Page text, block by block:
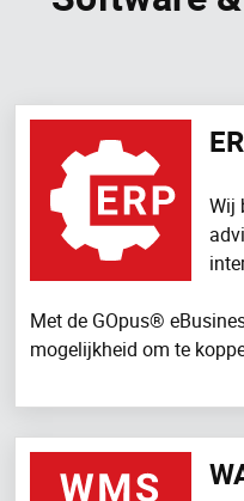
Wij
Met de GOpus®
mogelijkheid om te